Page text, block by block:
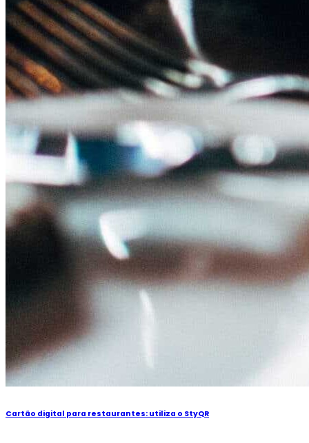
Cartão digital para restaurantes: utiliza o StyQR